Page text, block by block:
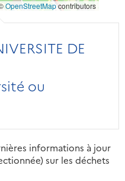
OpenStreetMapcontributors
DE
ou
informations à jour
sur les déchets